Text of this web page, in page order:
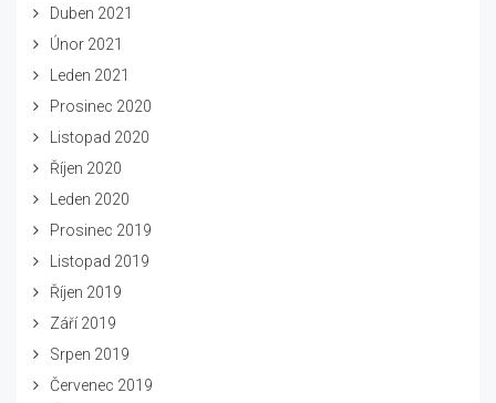
Duben 2021
Únor 2021
Leden 2021
Prosinec 2020
Listopad 2020
Říjen 2020
Leden 2020
Prosinec 2019
Listopad 2019
Říjen 2019
Září 2019
Srpen 2019
Červenec 2019